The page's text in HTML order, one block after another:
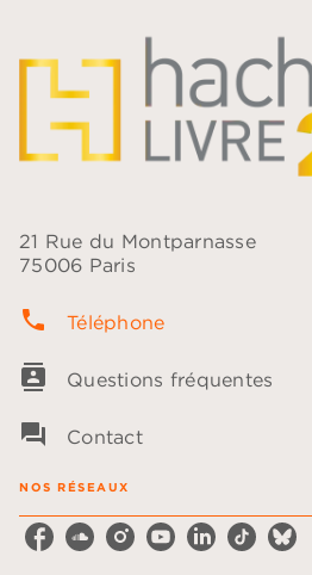
21 Rue du Montparnasse
75006 Paris
phone Téléphone
contacts Questions fréquentes
question_answer Contact
NOS RÉSEAUX